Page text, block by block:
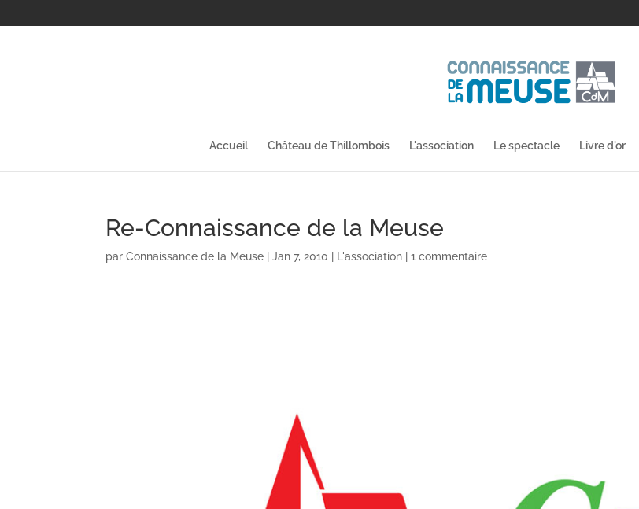
Accueil Château de Thillombois L'association Le spectacle Livre d'or
Re-Connaissance de la Meuse
parConnaissance de la Meuse |Jan 7, 2010 | L'association |1 commentaire